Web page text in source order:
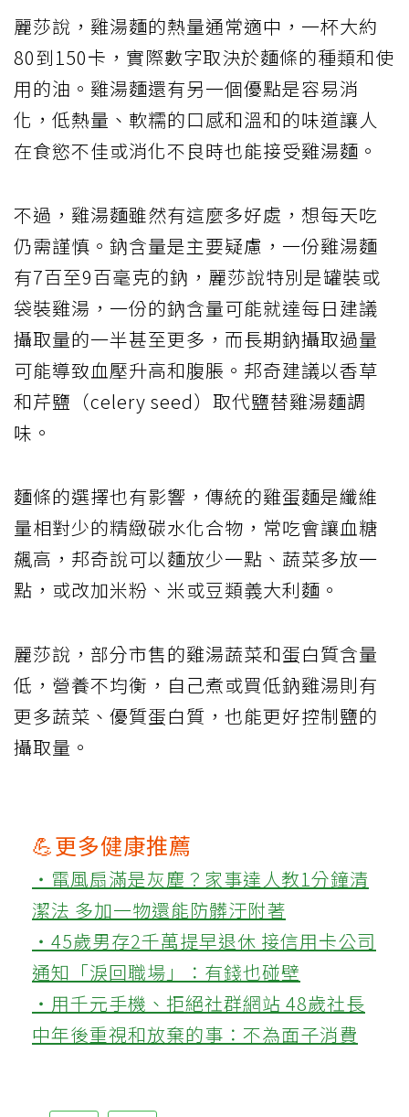
麗莎說，雞湯麵的熱量通常適中，一杯大約
80到150卡，實際數字取決於麵條的種類和使
用的油。雞湯麵還有另一個優點是容易消
化，低熱量、軟糯的口感和溫和的味道讓人
在食慾不佳或消化不良時也能接受雞湯麵。
不過，雞湯麵雖然有這麼多好處，想每天吃
仍需謹慎。鈉含量是主要疑慮，一份雞湯麵
有7百至9百毫克的鈉，麗莎說特別是罐裝或
袋裝雞湯，一份的鈉含量可能就達每日建議
攝取量的一半甚至更多，而長期鈉攝取過量
可能導致血壓升高和腹脹。邦奇建議以香草
和芹鹽（celery seed）取代鹽替雞湯麵調
味。
麵條的選擇也有影響，傳統的雞蛋麵是纖維
量相對少的精緻碳水化合物，常吃會讓血糖
飆高，邦奇說可以麵放少一點、蔬菜多放一
點，或改加米粉、米或豆類義大利麵。
麗莎說，部分市售的雞湯蔬菜和蛋白質含量
低，營養不均衡，自己煮或買低鈉雞湯則有
更多蔬菜、優質蛋白質，也能更好控制鹽的
攝取量。
💪更多健康推薦
‧電風扇滿是灰塵？家事達人教1分鐘清
潔法 多加一物還能防髒汙附著
‧45歲男存2千萬提早退休 接信用卡公司
通知「淚回職場」：有錢也碰壁
‧用千元手機、拒絕社群網站 48歲社長
中年後重視和放棄的事：不為面子消費